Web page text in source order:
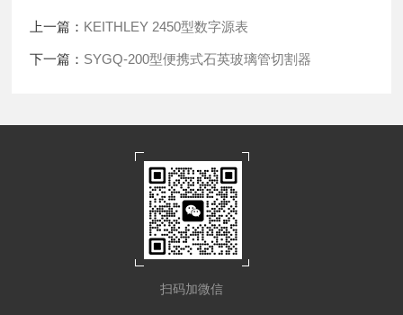
上一篇： KEITHLEY 2450型数字源表
下一篇： SYGQ-200型便携式石英玻璃管切割器
扫码加微信